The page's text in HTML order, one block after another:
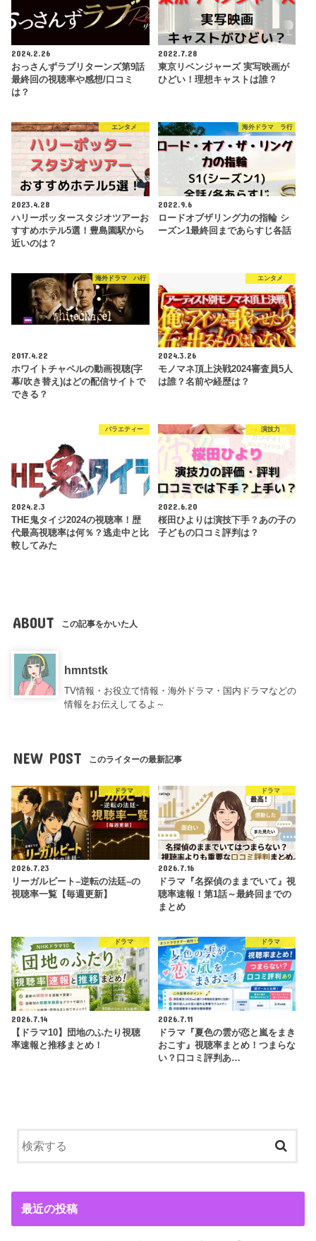
2024.2.26
おっさんずラブリターンズ第9話
最終回の視聴率や感想/口コミ
は？
2022.7.28
東京リベンジャーズ 実写映画が
ひどい！理想キャストは誰？
エンタメ
2023.4.28
ハリーポッタースタジオツアーお
すすめホテル5選！豊島園駅から
近いのは？
海外ドラマ ラ行
2022.9.6
ロードオブザリング力の指輪 シ
ーズン1最終回まであらすじ各話
海外ドラマ ハ行
2017.4.22
ホワイトチャペルの動画視聴(字
幕/吹き替え)はどの配信サイトで
できる？
エンタメ
2024.3.26
モノマネ頂上決戦2024審査員5人
は誰？名前や経歴は？
バラエティー
2024.2.3
THE鬼タイジ2024の視聴率！歴
代最高視聴率は何％？逃走中と比
較してみた
演技力
2022.6.20
桜田ひよりは演技下手？あの子の
子どもの口コミ評判は？
ABOUT この記事をかいた人
hmntstk
TV情報・お役立て情報・海外ドラマ・国内ドラマなどの
情報をお伝えしてるよ～
NEW POST このライターの最新記事
ドラマ
2026.7.23
リーガルビート–逆転の法廷–の
視聴率一覧【毎週更新】
ドラマ
2026.7.16
ドラマ『名探偵のままでいて』視
聴率速報！第1話～最終回までの
まとめ
ドラマ
2026.7.14
【ドラマ10】団地のふたり視聴
率速報と推移まとめ！
ドラマ
2026.7.11
ドラマ『夏色の雲が恋と嵐をまき
おこす』視聴率まとめ！つまらな
い？口コミ評判あ…
最近の投稿